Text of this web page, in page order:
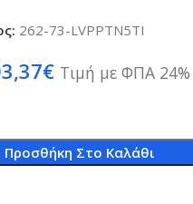
262-73-LVPPTN5TI
€ Τιμή με ΦΠΑ 24%
Προσθήκη Στο Καλάθι